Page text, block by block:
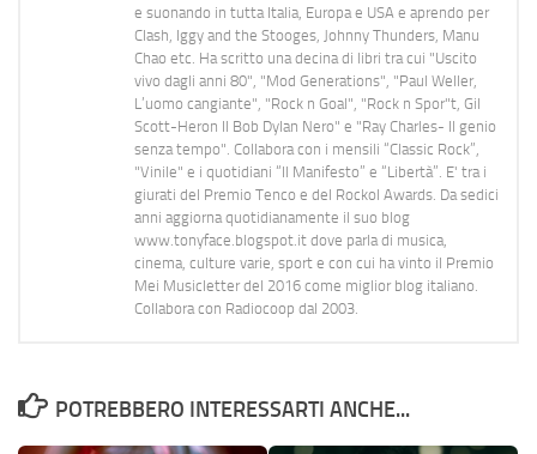
e suonando in tutta Italia, Europa e USA e aprendo per
Clash, Iggy and the Stooges, Johnny Thunders, Manu
Chao etc. Ha scritto una decina di libri tra cui "Uscito
vivo dagli anni 80", "Mod Generations", "Paul Weller,
L’uomo cangiante", "Rock n Goal", "Rock n Spor"t, Gil
Scott-Heron Il Bob Dylan Nero" e "Ray Charles- Il genio
senza tempo". Collabora con i mensili “Classic Rock”,
"Vinile" e i quotidiani “Il Manifesto” e “Libertà”. E' tra i
giurati del Premio Tenco e del Rockol Awards. Da sedici
anni aggiorna quotidianamente il suo blog
www.tonyface.blogspot.it dove parla di musica,
cinema, culture varie, sport e con cui ha vinto il Premio
Mei Musicletter del 2016 come miglior blog italiano.
Collabora con Radiocoop dal 2003.
POTREBBERO INTERESSARTI ANCHE...